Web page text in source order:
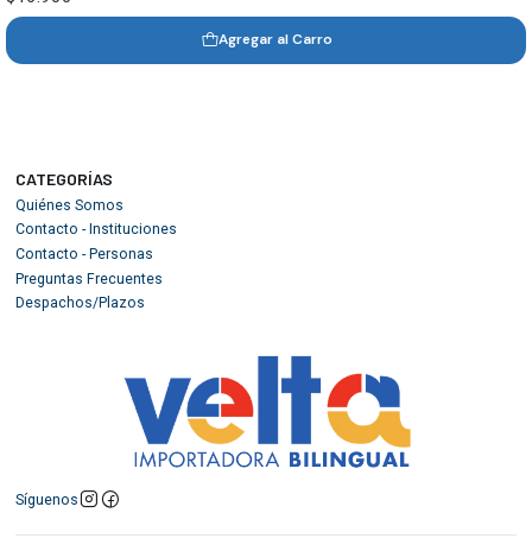
Agregar al Carro
CATEGORÍAS
Quiénes Somos
Contacto - Instituciones
Contacto - Personas
Preguntas Frecuentes
Despachos/Plazos
Síguenos